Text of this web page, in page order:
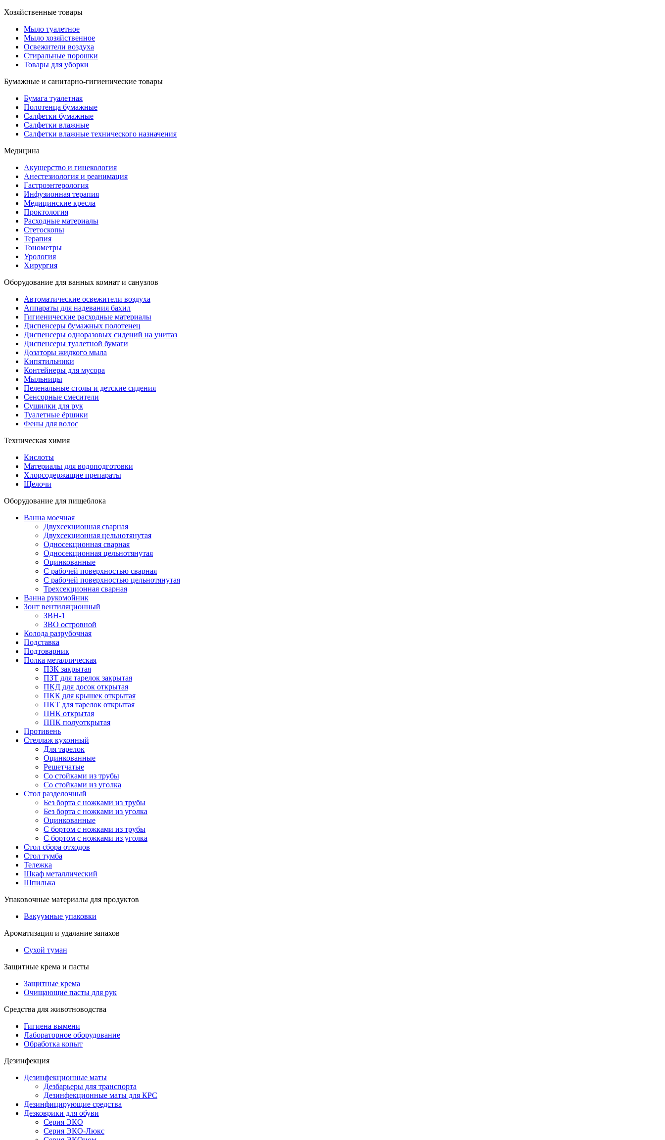
Хозяйственные товары
Мыло туалетное
Мыло хозяйственное
Освежители воздуха
Стиральные порошки
Товары для уборки
Бумажные и санитарно-гигиенические товары
Бумага туалетная
Полотенца бумажные
Салфетки бумажные
Салфетки влажные
Салфетки влажные технического назначения
Медицина
Акушерство и гинекология
Анестезиология и реанимация
Гастроэнтерология
Инфузионная терапия
Медицинские кресла
Проктология
Расходные материалы
Стетоскопы
Терапия
Тонометры
Урология
Хирургия
Оборудование для ванных комнат и санузлов
Автоматические освежители воздуха
Аппараты для надевания бахил
Гигиенические расходные материалы
Диспенсеры бумажных полотенец
Диспенсеры одноразовых сидений на унитаз
Диспенсеры туалетной бумаги
Дозаторы жидкого мыла
Кипятильники
Контейнеры для мусора
Мыльницы
Пеленальные столы и детские сидения
Сенсорные смесители
Сушилки для рук
Туалетные ёршики
Фены для волос
Техническая химия
Кислоты
Материалы для водоподготовки
Хлорсодержащие препараты
Щелочи
Оборудование для пищеблока
Ванна моечная
Двухсекционная сварная
Двухсекционная цельнотянутая
Односекционная сварная
Односекционная цельнотянутая
Оцинкованные
С рабочей поверхностью сварная
С рабочей поверхностью цельнотянутая
Трехсекционная сварная
Ванна рукомойник
Зонт вентиляционный
ЗВН-1
ЗВО островной
Колода разрубочная
Подставка
Подтоварник
Полка металлическая
ПЗК закрытая
ПЗТ для тарелок закрытая
ПКД для досок открытая
ПКК для крышек открытая
ПКТ для тарелок открытая
ПНК открытая
ППК полуоткрытая
Противень
Стеллаж кухонный
Для тарелок
Оцинкованные
Решетчатые
Со стойками из трубы
Со стойками из уголка
Стол разделочный
Без борта с ножками из трубы
Без борта с ножками из уголка
Оцинкованные
С бортом с ножками из трубы
С бортом с ножками из уголка
Стол сбора отходов
Стол тумба
Тележка
Шкаф металлический
Шпилька
Упаковочные материалы для продуктов
Вакуумные упаковки
Ароматизация и удалание запахов
Сухой туман
Защитные крема и пасты
Защитные крема
Очищающие пасты для рук
Средства для животноводства
Гигиена вымени
Лабораторное оборудование
Обработка копыт
Дезинфекция
Дезинфекционные маты
Дезбарьеры для транспорта
Дезинфекционные маты для КРС
Дезинфицирующие средства
Дезковрики для обуви
Серия ЭКО
Серия ЭКО-Люкс